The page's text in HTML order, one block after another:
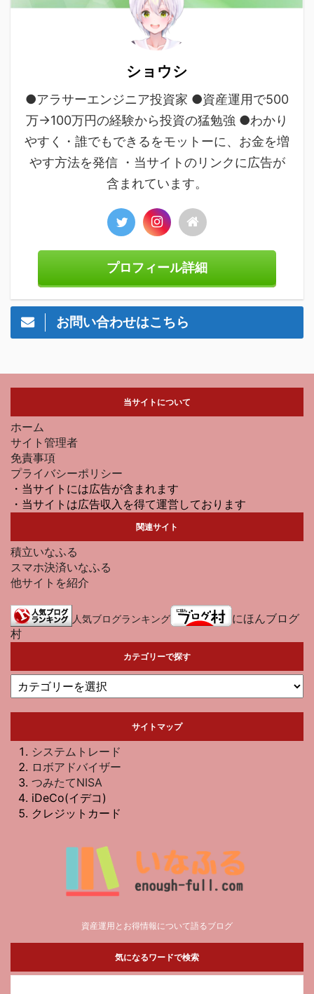
ショウシ
●アラサーエンジニア投資家 ●資産運用で500
万→100万円の経験から投資の猛勉強 ●わかり
やすく・誰でもできるをモットーに、お金を増
やす方法を発信 ・当サイトのリンクに広告が
含まれています。
プロフィール詳細
お問い合わせはこちら
当サイトについて
ホーム
サイト管理者
免責事項
プライバシーポリシー
・当サイトには広告が含まれます
・当サイトは広告収入を得て運営しております
関連サイト
積立いなふる
スマホ決済いなふる
他サイトを紹介
人気ブログランキング
にほんブログ
村
カテゴリーで探す
サイトマップ
システムトレード
ロボアドバイザー
つみたてNISA
iDeCo(イデコ)
クレジットカード
資産運用とお得情報について語るブログ
気になるワードで検索